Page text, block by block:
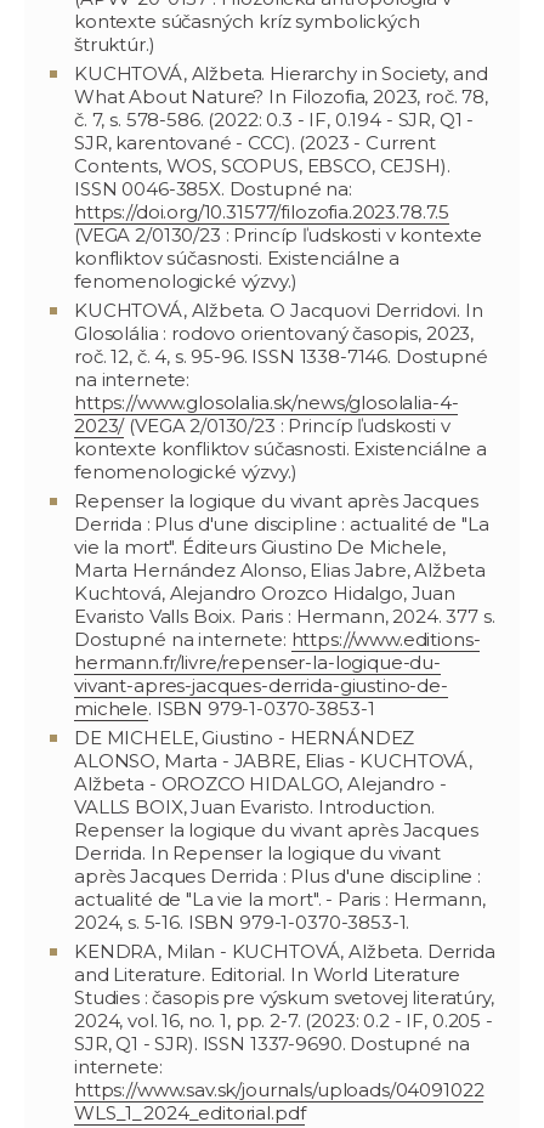
kontexte súčasných kríz symbolických
štruktúr.)
KUCHTOVÁ, Alžbeta. Hierarchy in Society, and
What About Nature? In Filozofia, 2023, roč. 78,
č. 7, s. 578-586. (2022: 0.3 - IF, 0.194 - SJR, Q1 -
SJR, karentované - CCC). (2023 - Current
Contents, WOS, SCOPUS, EBSCO, CEJSH).
ISSN 0046-385X. Dostupné na:
https://doi.org/10.31577/filozofia.2023.78.7.5
(VEGA 2/0130/23 : Princíp ľudskosti v kontexte
konfliktov súčasnosti. Existenciálne a
fenomenologické výzvy.)
KUCHTOVÁ, Alžbeta. O Jacquovi Derridovi. In
Glosolália : rodovo orientovaný časopis, 2023,
roč. 12, č. 4, s. 95-96. ISSN 1338-7146. Dostupné
na internete:
https://www.glosolalia.sk/news/glosolalia-4-
2023/(VEGA 2/0130/23 : Princíp ľudskosti v
kontexte konfliktov súčasnosti. Existenciálne a
fenomenologické výzvy.)
Repenser la logique du vivant après Jacques
Derrida : Plus d'une discipline : actualité de "La
vie la mort". Éditeurs Giustino De Michele,
Marta Hernández Alonso, Elias Jabre, Alžbeta
Kuchtová, Alejandro Orozco Hidalgo, Juan
Evaristo Valls Boix. Paris : Hermann, 2024. 377 s.
Dostupné na internete: https://www.editions-
hermann.fr/livre/repenser-la-logique-du-
vivant-apres-jacques-derrida-giustino-de-
michele. ISBN 979-1-0370-3853-1
DE MICHELE, Giustino - HERNÁNDEZ
ALONSO, Marta - JABRE, Elias - KUCHTOVÁ,
Alžbeta - OROZCO HIDALGO, Alejandro -
VALLS BOIX, Juan Evaristo. Introduction.
Repenser la logique du vivant après Jacques
Derrida. In Repenser la logique du vivant
après Jacques Derrida : Plus d'une discipline :
actualité de "La vie la mort". - Paris : Hermann,
2024, s. 5-16. ISBN 979-1-0370-3853-1.
KENDRA, Milan - KUCHTOVÁ, Alžbeta. Derrida
and Literature. Editorial. In World Literature
Studies : časopis pre výskum svetovej literatúry,
2024, vol. 16, no. 1, pp. 2-7. (2023: 0.2 - IF, 0.205 -
SJR, Q1 - SJR). ISSN 1337-9690. Dostupné na
internete:
https://www.sav.sk/journals/uploads/04091022
WLS_1_2024_editorial.pdf